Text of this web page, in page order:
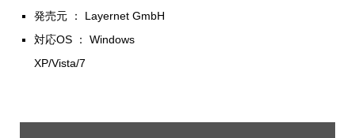
発売元 ： Layernet GmbH
対応OS ： Windows
XP/Vista/7